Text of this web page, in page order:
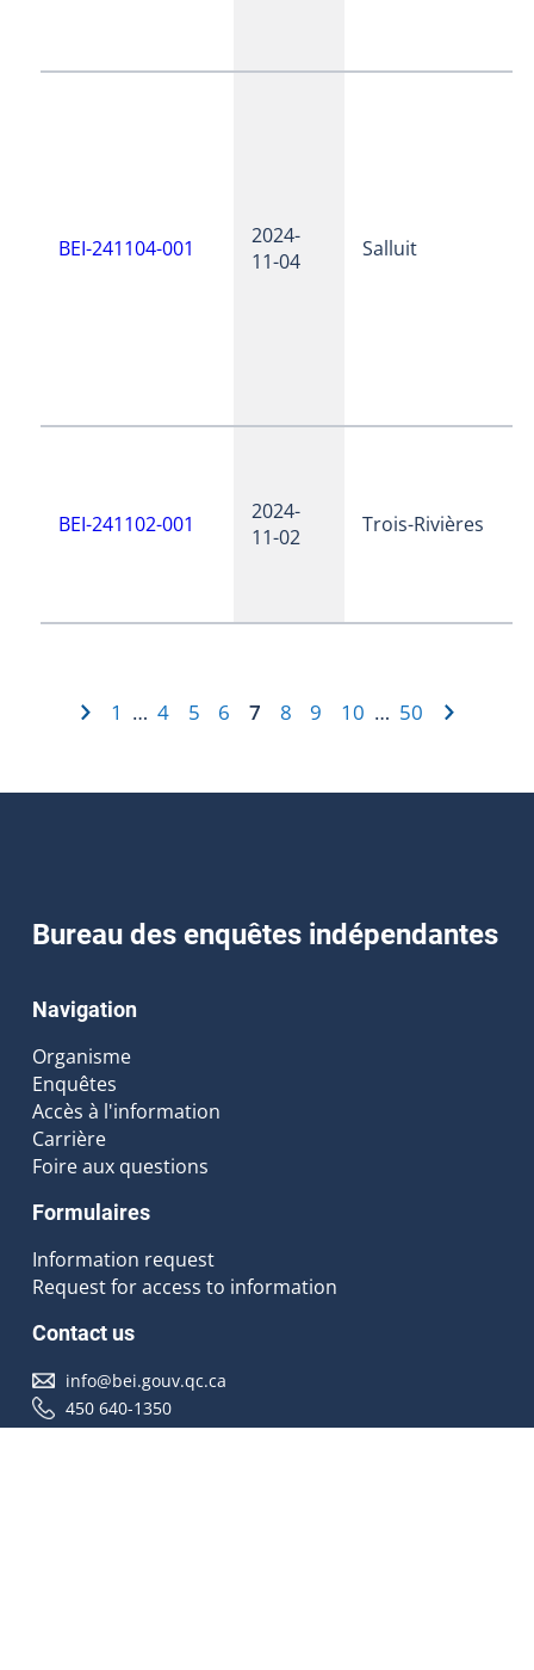
BEI-241104-001
2024-
11-04
Salluit
BEI-241102-001
2024-
11-02
Trois-Rivières
1 … 4 5 6 7 8 9 10 … 50
Bureau des enquêtes indépendantes
Navigation
Organisme
Enquêtes
Accès à l'information
Carrière
Foire aux questions
Formulaires
Information request
Request for access to information
Contact us
info@bei.gouv.qc.ca
450 640-1350